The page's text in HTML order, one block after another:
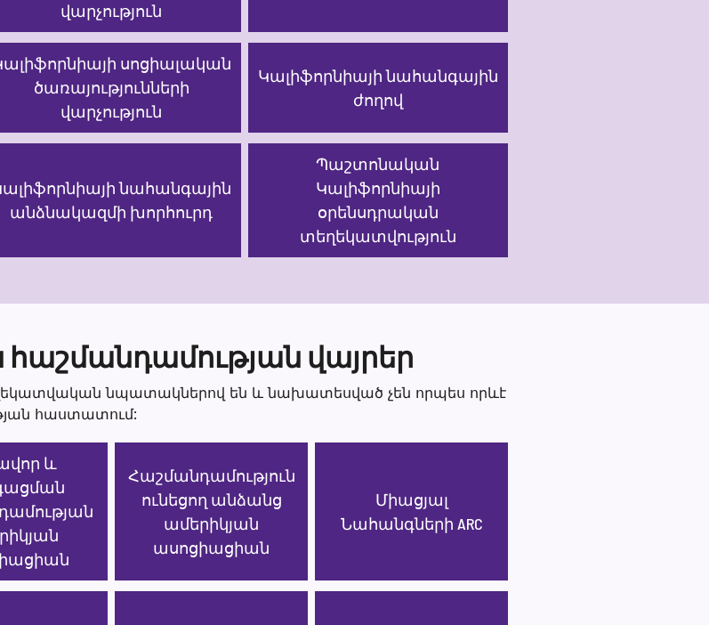
վարչություն
սոցիալական
ծառայությունների
վարչություն
Կալիֆորնիայի նահանգային
ժողով
նահանգային
անձնակազմի խորհուրդ
Պաշտոնական
Կալիֆորնիայի
օրենսդրական
տեղեկատվություն
վայրեր
նպատակներով են և նախատեսված չեն որպես որևէ
հաստատում:
և
Հաշմանդամություն
ունեցող անձանց
ամերիկյան
ասոցիացիան
Միացյալ
Նահանգների ARC